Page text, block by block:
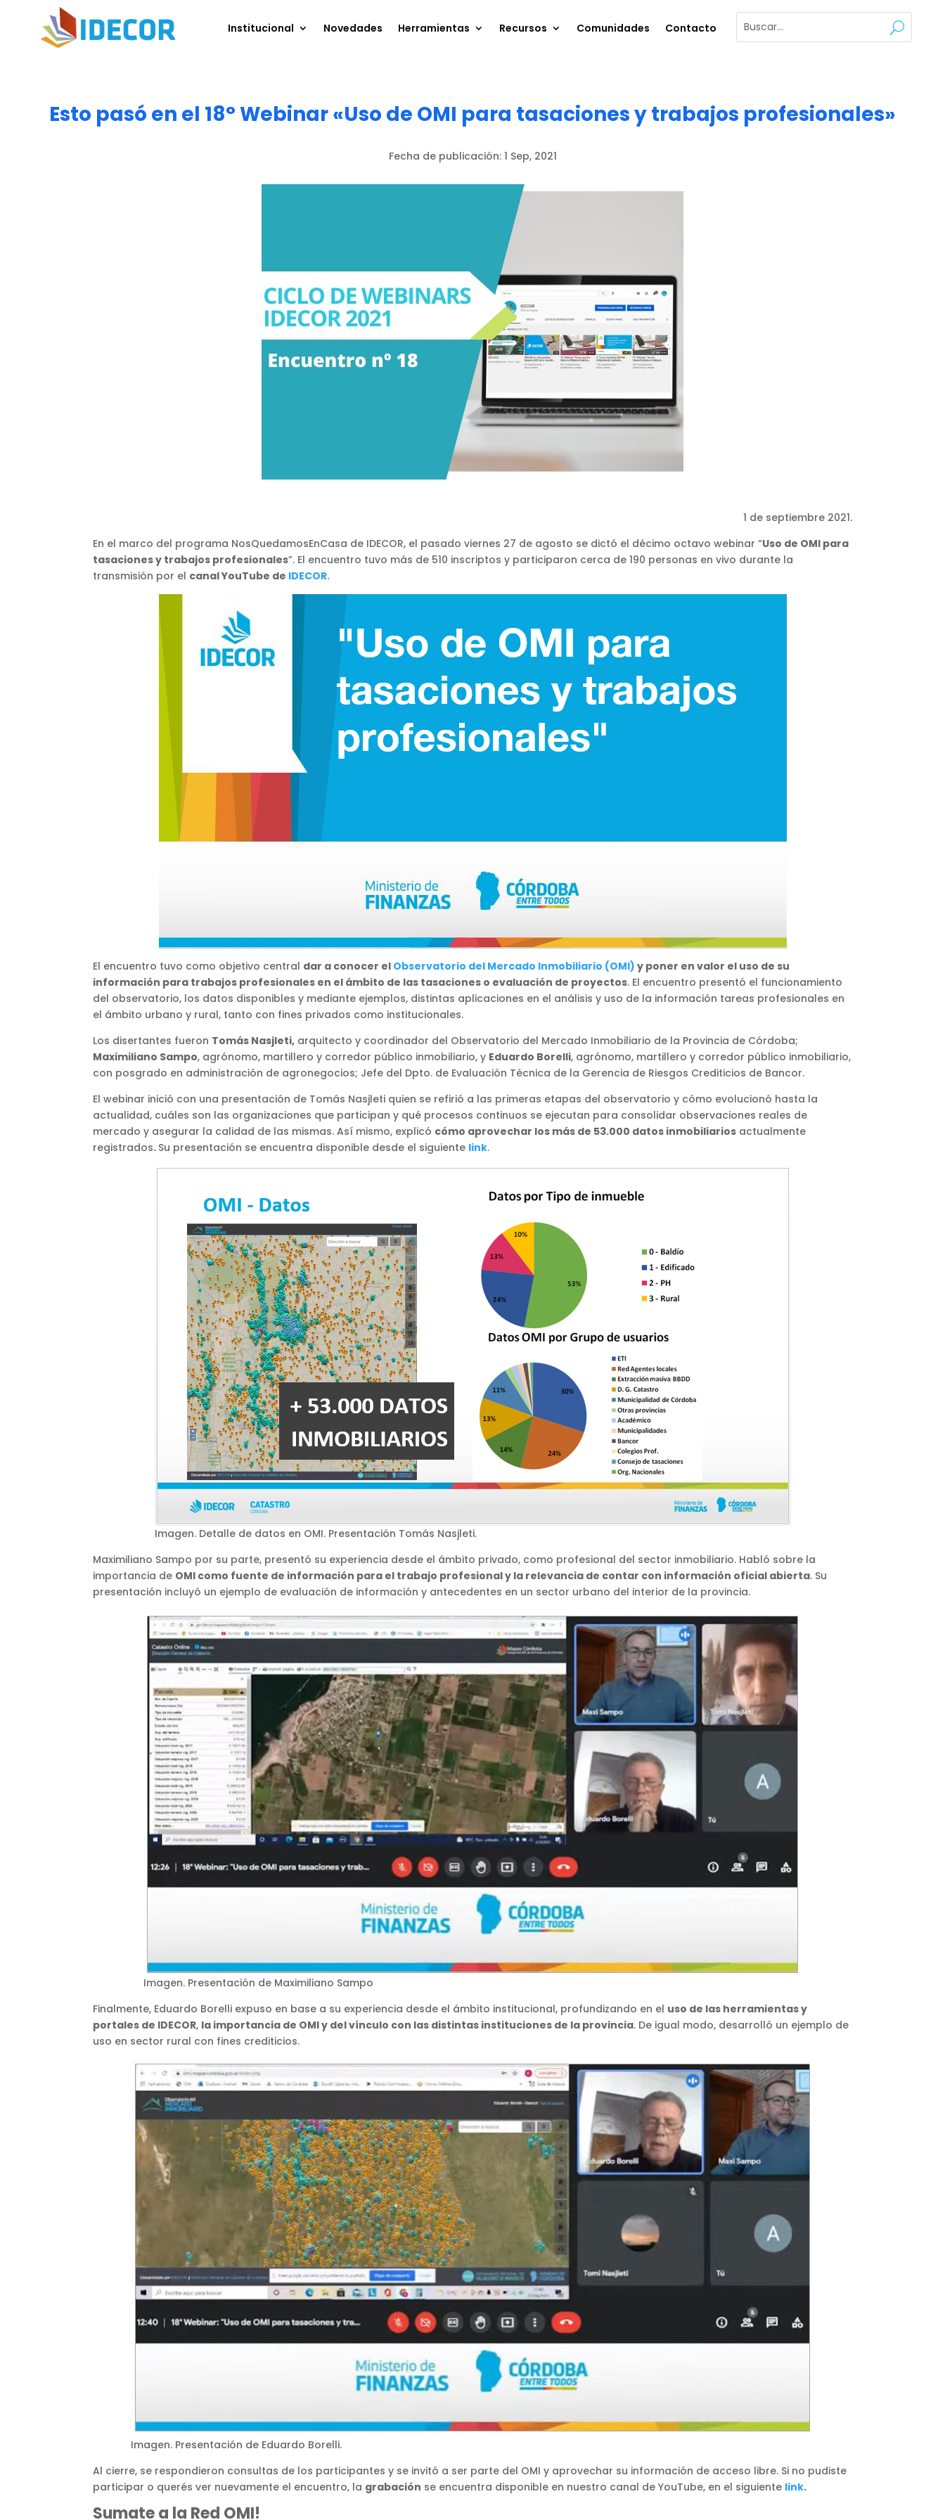
Institucional Novedades Herramientas Recursos Comunidades Contacto
Esto pasó en el 18° Webinar «Uso de OMI para tasaciones y trabajos profesionales»
Fecha de publicación: 1 Sep, 2021
1 de septiembre 2021.
En el marco del programa NosQuedamosEnCasa de IDECOR, el pasado viernes 27 de agosto se dictó el décimo octavo webinar “Uso de OMI para
tasaciones y trabajos profesionales”. El encuentro tuvo más de 510 inscriptos y participaron cerca de 190 personas en vivo durante la
transmisión por el canal YouTube de IDECOR.
El encuentro tuvo como objetivo central dar a conocer el Observatorio del Mercado Inmobiliario (OMI) y poner en valor el uso de su
información para trabajos profesionales en el ámbito de las tasaciones o evaluación de proyectos. El encuentro presentó el funcionamiento
del observatorio, los datos disponibles y mediante ejemplos, distintas aplicaciones en el análisis y uso de la información tareas profesionales en
el ámbito urbano y rural, tanto con fines privados como institucionales.
Los disertantes fueron Tomás Nasjleti, arquitecto y coordinador del Observatorio del Mercado Inmobiliario de la Provincia de Córdoba;
Maximiliano Sampo, agrónomo, martillero y corredor público inmobiliario, y Eduardo Borelli, agrónomo, martillero y corredor público inmobiliario,
con posgrado en administración de agronegocios; Jefe del Dpto. de Evaluación Técnica de la Gerencia de Riesgos Crediticios de Bancor.
El webinar inició con una presentación de Tomás Nasjleti quien se refirió a las primeras etapas del observatorio y cómo evolucionó hasta la
actualidad, cuáles son las organizaciones que participan y qué procesos continuos se ejecutan para consolidar observaciones reales de
mercado y asegurar la calidad de las mismas. Así mismo, explicó cómo aprovechar los más de 53.000 datos inmobiliarios actualmente
registrados. Su presentación se encuentra disponible desde el siguiente link.
Imagen. Detalle de datos en OMI. Presentación Tomás Nasjleti.
Maximiliano Sampo por su parte, presentó su experiencia desde el ámbito privado, como profesional del sector inmobiliario. Habló sobre la
importancia de OMI como fuente de información para el trabajo profesional y la relevancia de contar con información oficial abierta. Su
presentación incluyó un ejemplo de evaluación de información y antecedentes en un sector urbano del interior de la provincia.
Imagen. Presentación de Maximiliano Sampo
Finalmente, Eduardo Borelli expuso en base a su experiencia desde el ámbito institucional, profundizando en el uso de las herramientas y
portales de IDECOR, la importancia de OMI y del vínculo con las distintas instituciones de la provincia. De igual modo, desarrolló un ejemplo de
uso en sector rural con fines crediticios.
Imagen. Presentación de Eduardo Borelli.
Al cierre, se respondieron consultas de los participantes y se invitó a ser parte del OMI y aprovechar su información de acceso libre. Si no pudiste
participar o querés ver nuevamente el encuentro, la grabación se encuentra disponible en nuestro canal de YouTube, en el siguiente link.
Sumate a la Red OMI!